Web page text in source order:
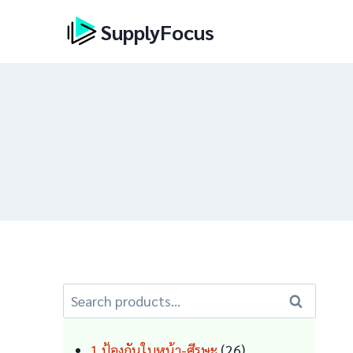
SupplyFocus
Search
for:
Search
26